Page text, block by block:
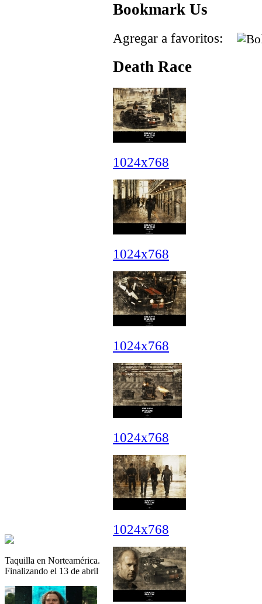
Taquilla en Norteamérica.
Finalizando el 13 de abril
Bookmark Us
Agregar a favoritos:
Death Race
1024x768
1024x768
1024x768
1024x768
1024x768